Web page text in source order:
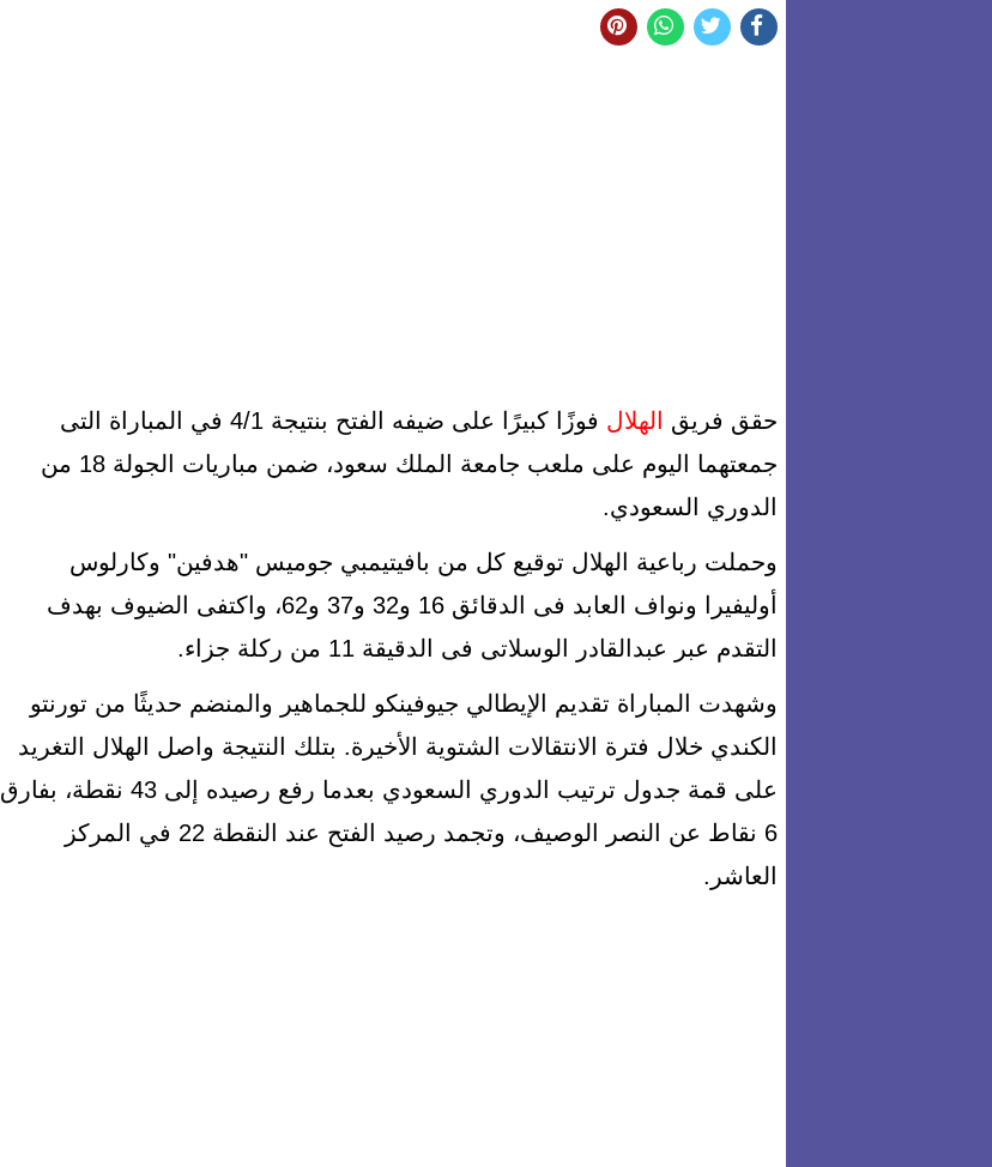
حقق فريق الهلال
فوزًا كبيرًا على ضيفه الفتح بنتيجة 4/1 في المباراة التى
جمعتهما اليوم على ملعب جامعة الملك سعود، ضمن مباريات الجولة 18 من
الدوري السعودي.
وحملت رباعية الهلال توقيع كل من بافيتيمبي جوميس "هدفين" وكارلوس
أوليفيرا ونواف العابد فى الدقائق 16 و32 و37 و62، واكتفى الضيوف بهدف
التقدم عبر عبدالقادر الوسلاتى فى الدقيقة 11 من ركلة جزاء.
وشهدت المباراة تقديم الإيطالي جيوفينكو للجماهير والمنضم حديثًا من تورنتو
الكندي خلال فترة الانتقالات الشتوية الأخيرة. بتلك النتيجة واصل الهلال التغريد
على قمة جدول ترتيب الدوري السعودي بعدما رفع رصيده إلى 43 نقطة، بفارق
6 نقاط عن النصر الوصيف، وتجمد رصيد الفتح عند النقطة 22 في المركز
العاشر.